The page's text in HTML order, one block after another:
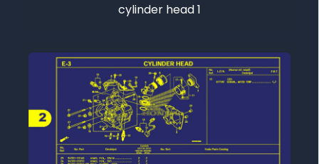
cylinder head 1